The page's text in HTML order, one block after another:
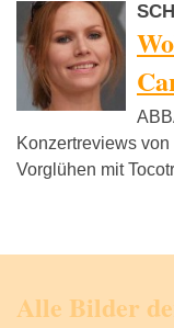
Konzertreviews
Vorglühen mit
Alle Bilder